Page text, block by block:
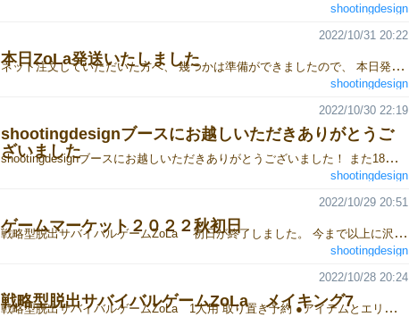
shootingdesign
本日ZoLa発送いたしました ネット注文していただいた方へ、 幾つかは準備ができましたので、 本日発送させていただきました。 ２日前後にはお届けできるのではと思います。 是非楽しんでいただければと思います。 自分はZoLaをプレイ中ですが、 途中で何度かCtrl+Sが欲しくなってます。 後グローがいきなり出てくると、すごく困ります。
2022/10/31 20:22
shootingdesign
shootingdesignブースにお越しいただきありがとうご
ざいました
shootingdesignブースにお越しいただきありがとうございました！ また18時から通販をする旨、宣伝していただいたらしく、 ブログ上ではありますが、この場を借りてお礼申し上げます。 ありがとうございます。 18時1分に申し込みがありました！ またreabyssへ多数申し込みもあり、既に保持個数に達した為 締め切らせていただきました。 ありがとうございます！
2022/10/30 22:19
shootingdesign
ゲームマーケット２０２２秋初日 戦略型脱出サバイバルゲームZoLa 初日が終了しました。 今まで以上に沢山の方に来ていただけて、大変楽しく嬉しかったです！ 更に嬉しいのが、前作であるreabyssに対して 面白かった！ というお声をいただけたことが本当にうれしかったです。 お声がけいただいた皆様、ありがとうございます！ 新作のZoLaについては １人で４時間かよ いっちゃってるゲーム 執念のゲーム などいろいろな感想をいただけました。 何だか楽しいですね。 明日も言っちゃってる４時間の執念ゲームを用意してお待ちしております。
2022/10/29 20:51
shootingdesign
戦略型脱出サバイバルゲームZoLa メイキング7 戦略型脱出サバイバルゲームZoLa 1人用 取り置き予約 ●アイテムとエリアの持つ要素 この辺りから、アイテムとエリアの相互関連を考えるようになる。 単にアイテムがグローを止めたり倒すだけなら、戦略ゲームというにはいささか単調になりそうだと、予想したのだ。それにアイテムだけで考えていても、効果の強弱の差があるだけの物が増えるだけだった。 そこで、エリアを含めて考える事で、事前にエリアに影響を与えておく、エリアの持つ属性を変える効果、というアイテムを思いつく。これなら事前に行動する行為を通じて、戦略性といえそうだ。 そこでこの時点では、エリアに付けた属性、明るさ、温度、騒音度合いの要素を変化させるアイテムを作る事にした。 前もって用意したこれらエリアの属性は、グローのステータス変化ようであった。なのでこれらに影響を与える事は、グローへ直接影響する。 この辺りで、詳細は異なるが、最終系と同じ方向性、核となる要素が見えてきていた。
2022/10/28 20:24